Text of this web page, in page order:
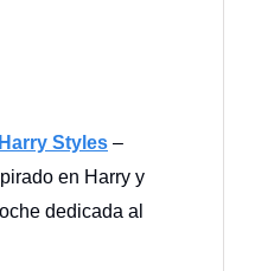
Styles –
en Harry y
dedicada al